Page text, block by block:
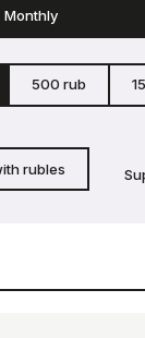
Monthly
500 rub
rubles